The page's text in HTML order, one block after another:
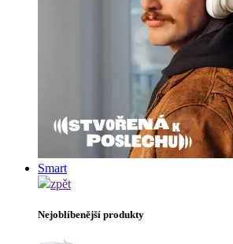
Smart
zpět
Nejoblíbenější produkty